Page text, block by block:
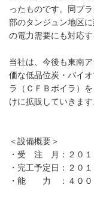
ったものです。同プ
部のタンジュン地区
の電力需要にも対応す
当社は、今後も東南
価な低品位炭・バイ
ラ（ＣＦＢボイラ）
けに拡販していきます
＜設備概要＞
・受 注 月：２０１
・完工予定日：２０
・能 力 ：４０